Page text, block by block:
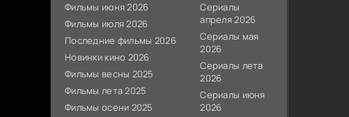
Фильмы июня 2026
Фильмы июля 2026
Последние фильмы 2026
Новинки кино 2026
Фильмы весны 2025
Фильмы лета 2025
Фильмы осени 2025
Сериалы
апреля 2026
Сериалы мая
2026
Сериалы лета
2026
Сериалы июня
2026